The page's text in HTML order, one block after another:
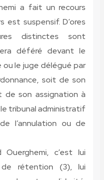
a fait un recours
est suspensif. D’ores
distinctes sont
déféré devant le
le juge délégué par
soit de son
de son assignation à
tribunal administratif
l’annulation ou de
c’est lui
rétention (3), lui